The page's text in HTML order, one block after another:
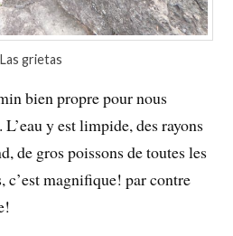
Las grietas
bien propre pour nous
y est limpide, des rayons
de gros poissons de toutes les
c’est magnifique! par contre